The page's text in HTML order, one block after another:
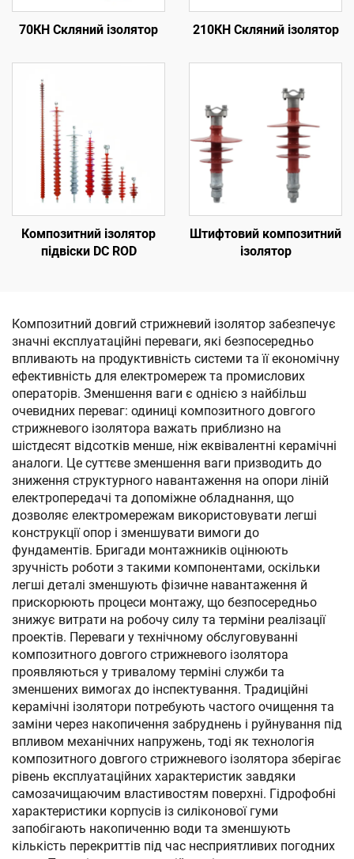
70КН Скляний ізолятор 210КН Скляний ізолятор
Композитний ізолятор
підвіски DC ROD
Штифтовий композитний
ізолятор
Композитний довгий стрижневий ізолятор забезпечує
значні експлуатаційні переваги, які безпосередньо
впливають на продуктивність системи та її економічну
ефективність для електромереж та промислових
операторів. Зменшення ваги є однією з найбільш
очевидних переваг: одиниці композитного довгого
стрижневого ізолятора важать приблизно на
шістдесят відсотків менше, ніж еквівалентні керамічні
аналоги. Це суттєве зменшення ваги призводить до
зниження структурного навантаження на опори ліній
електропередачі та допоміжне обладнання, що
дозволяє електромережам використовувати легші
конструкції опор і зменшувати вимоги до
фундаментів. Бригади монтажників оцінюють
зручність роботи з такими компонентами, оскільки
легші деталі зменшують фізичне навантаження й
прискорюють процеси монтажу, що безпосередньо
знижує витрати на робочу силу та терміни реалізації
проектів. Переваги у технічному обслуговуванні
композитного довгого стрижневого ізолятора
проявляються у тривалому терміні служби та
зменшених вимогах до інспектування. Традиційні
керамічні ізолятори потребують частого очищення та
заміни через накопичення забруднень і руйнування під
впливом механічних напружень, тоді як технологія
композитного довгого стрижневого ізолятора зберігає
рівень експлуатаційних характеристик завдяки
самозачищаючим властивостям поверхні. Гідрофобні
характеристики корпусів із силіконової гуми
запобігають накопиченню води та зменшують
кількість перекриттів під час несприятливих погодних